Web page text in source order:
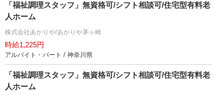
「福祉調理スタッフ」無資格可/シフト相談可/住宅型有料老
人ホーム
株式会社あかりや/あかりや茅ヶ崎
時給1,225円
アルバイト・パート / 神奈川県
「福祉調理スタッフ」無資格可/シフト相談可/住宅型有料老
人ホーム